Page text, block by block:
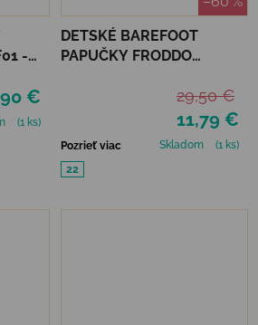
-
€
(1 ks)
DETSKÉ BAREFOOT
PAPUČKY FRODDO
11,79 €
29,50 €
Pozrieť viac Skladom
(1 ks)
22